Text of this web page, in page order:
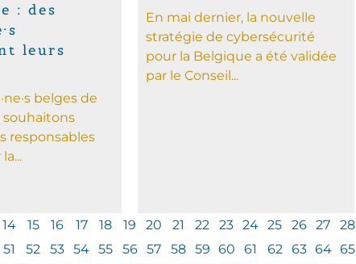
: des
leurs
belges de
souhaitons
responsables
En mai dernier, la nouvelle
stratégie de cybersécurité
pour la Belgique a été validée
par le Conseil...
14 15 16 17 18 19 20 21 22 23 24 25 26 27 28
51 52 53 54 55 56 57 58 59 60 61 62 63 64 65